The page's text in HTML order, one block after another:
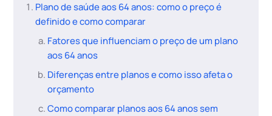
Plano de saúde aos 64 anos: como o preço é
definido e como comparar
Fatores que influenciam o preço de um plano
aos 64 anos
Diferenças entre planos e como isso afeta o
orçamento
Como comparar planos aos 64 anos sem